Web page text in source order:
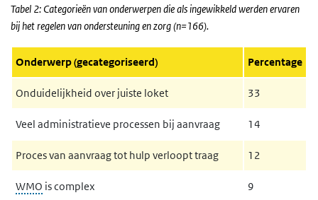
Tabel 2: Categorieën van onderwerpen die als ingewikkeld werden ervaren
bij het regelen van ondersteuning en zorg (n=166).
Onderwerp (gecategoriseerd) Percentage
Onduidelijkheid over juiste loket 33
Veel administratieve processen bij aanvraag 14
Proces van aanvraag tot hulp verloopt traag 12
WMO is complex 9